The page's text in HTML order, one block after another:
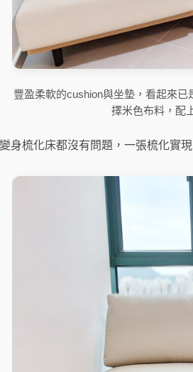
豐盈柔軟的cushion與坐墊，看起來
擇米色布料，配
身梳化床都沒有問題，一張梳化實現